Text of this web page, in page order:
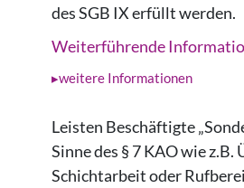
des SGB IX erfüllt werden.
Weiterführende
weitere Informationen
Leisten Beschäftigte
Sinne des § 7 KAO wie z.B.
Schichtarbeit oder